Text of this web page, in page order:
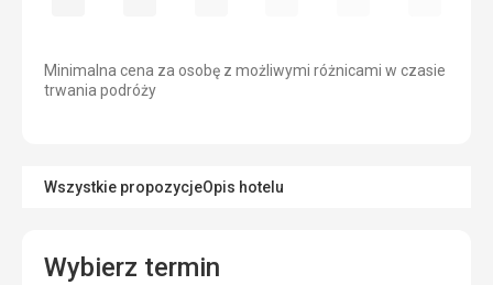
Minimalna cena za osobę z możliwymi różnicami w czasie
trwania podróży
Wszystkie propozycjeOpis hotelu
Wybierz termin